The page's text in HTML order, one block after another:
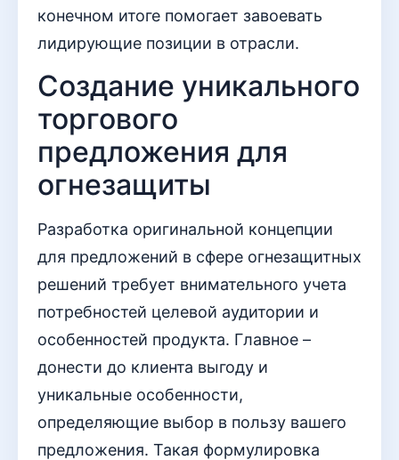
конечном итоге помогает завоевать
лидирующие позиции в отрасли.
Создание уникального
торгового
предложения для
огнезащиты
Разработка оригинальной концепции
для предложений в сфере огнезащитных
решений требует внимательного учета
потребностей целевой аудитории и
особенностей продукта. Главное –
донести до клиента выгоду и
уникальные особенности,
определяющие выбор в пользу вашего
предложения. Такая формулировка